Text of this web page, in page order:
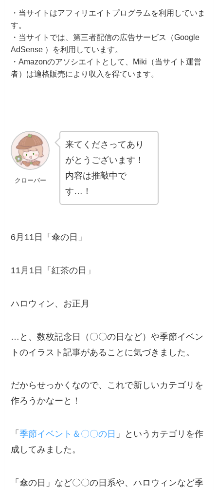
・当サイトはアフィリエイトプログラムを利用していま
す。
・当サイトでは、第三者配信の広告サービス（Google
AdSense ）を利用しています。
・Amazonのアソシエイトとして、Miki（当サイト運営
者）は適格販売により収入を得ています。
クローバー
来てくださってあり
がとうございます！
内容は推敲中で
す…！
6月11日「傘の日」
11月1日「紅茶の日」
ハロウィン、お正月
…と、数枚記念日（〇〇の日など）や季節イベン
トのイラスト記事があることに気づきました。
だからせっかくなので、これで新しいカテゴリを
作ろうかなーと！
「季節イベント＆〇〇の日 」というカテゴリを作
成してみました。
「傘の日」など〇〇の日系や、ハロウィンなど季